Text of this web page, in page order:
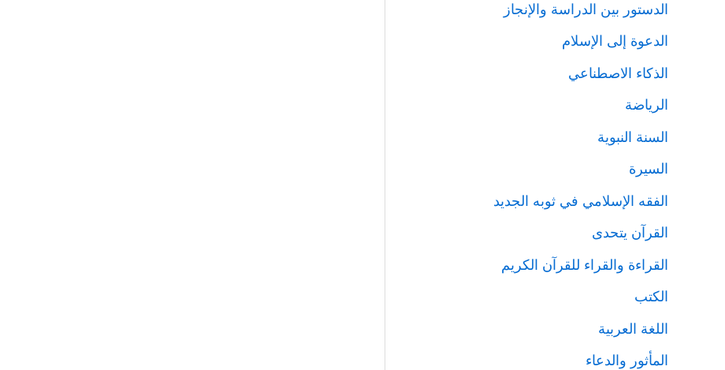
الدستور بين الدراسة والإنجاز
الدعوة إلى الإسلام
الذكاء الاصطناعي
الرياضة
السنة النبوية
السيرة
الفقه الإسلامي في ثوبه الجديد
القرآن يتحدى
القراءة والقراء للقرآن الكريم
الكتب
اللغة العربية
المأثور والدعاء